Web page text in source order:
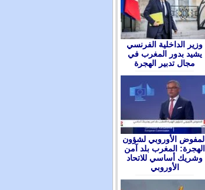
وزير الداخلية الفرنسي
يشيد بدور المغرب في
مجال تدبير الهجرة
المفوض الأوروبي لشؤون
الهجرة: المغرب بلد آمن
وشريك أساسي للاتحاد
الأوروبي